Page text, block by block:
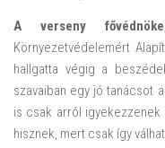
A verseny
Környezetvédelemért
hallgatta végig a
szavaiban egy jó tanácsot
is csak arról igyekezzenek
hisznek, mert csak így